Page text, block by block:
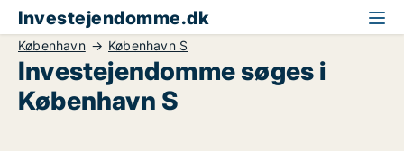
Investejendomme.dk
København København S
Investejendomme søges i
København S